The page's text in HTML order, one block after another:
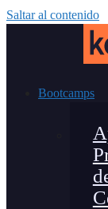
Saltar al contenido
Bootcamps